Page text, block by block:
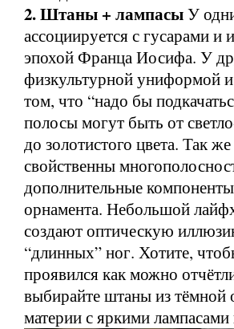
2. Штаны + лампасыУ
ассоциируется с гусарами и
эпохой Франца Иосифа. У
физкультурной униформой
том, что “надо бы
полосы могут быть от
до золотистого цвета. Так
свойственны
дополнительные
орнамента. Небольшой
создают оптическую
“длинных” ног. Хотите,
проявился как можно
выбирайте штаны из тёмной
материи с яркими